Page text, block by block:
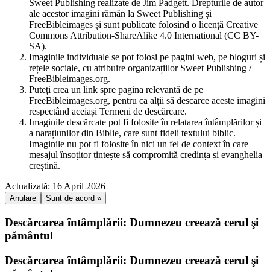
Sweet Publishing realizate de Jim Padgett. Drepturile de autor
ale acestor imagini rămân la Sweet Publishing și
FreeBibleimages și sunt publicate folosind o licență Creative
Commons Attribution-ShareAlike 4.0 International (CC BY-
SA).
Imaginile individuale se pot folosi pe pagini web, pe bloguri și
rețele sociale, cu atribuire organizațiilor Sweet Publishing /
FreeBibleimages.org.
Puteți crea un link spre pagina relevantă de pe
FreeBibleimages.org, pentru ca alții să descarce aceste imagini
respectând aceiași Termeni de descărcare.
Imaginile descărcate pot fi folosite în relatarea întâmplărilor și
a narațiunilor din Biblie, care sunt fideli textului biblic.
Imaginile nu pot fi folosite în nici un fel de context în care
mesajul însoțitor țintește să compromită credința și evanghelia
creștină.
Actualizată: 16 April 2026
Anulare Sunt de acord »
Descărcarea întâmplării: Dumnezeu creează cerul şi
pământul
Descărcarea întâmplării: Dumnezeu creează cerul şi